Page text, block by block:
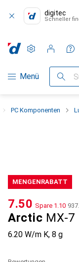
digitec
Schneller
Navigation nach
Menü Suche
Einstellungen
Kundenkonto
Vergleichslisten
Merklisten
Warenkorb
PC Komponenten
MENGENRABATT
Arctic MX-7
6.20 W/m K, 8 g
CHF
7.50 Spare CHF
1.10 CHF